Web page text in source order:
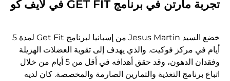
تجربة مارتن في برنامج GET FIT في لايف كو
خضع السيد Jesus Martin من إسبانيا لبرنامج Get Fit لمدة 5
أيام في مركز فوكيت. والذي يهدف إلى تقوية العضلات الهزيلة
وفقدان الدهون، وقد حقق أهدافه في أقل من 5 أيام من خلال
اتباع برنامج التغذية والتمارين الصارمة والمخصصة. كان لديه